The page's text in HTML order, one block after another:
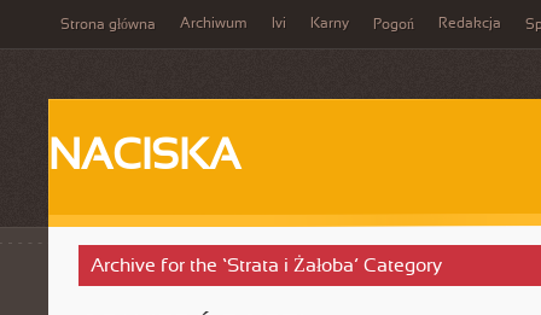
Strona główna Archiwum Ivi Karny Pogoń Redakcja
NACISKA
Archive for the ‘Strata i Żałoba’ Category